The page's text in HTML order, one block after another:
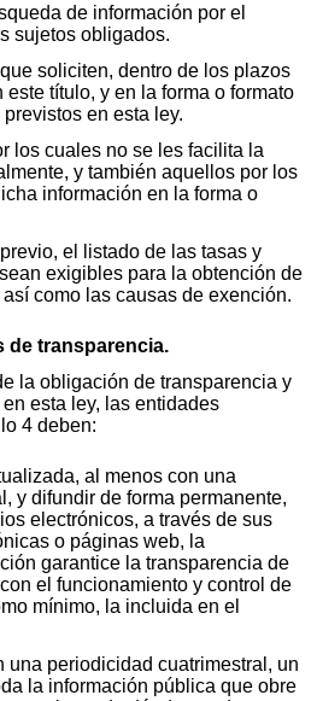
de información por el
sujetos obligados.
soliciten, dentro de los plazos
título, y en la forma o formato
en esta ley.
los cuales no se les facilita la
y también aquellos por los
información en la forma o
el listado de las tasas y
exigibles para la obtención de
como las causas de exención.
de transparencia.
la obligación de transparencia y
esta ley, las entidades
4 deben:
al menos con una
y difundir de forma permanente,
electrónicos, a través de sus
o páginas web, la
garantice la transparencia de
el funcionamiento y control de
mínimo, la incluida en el
una periodicidad cuatrimestral, un
la información pública que obre